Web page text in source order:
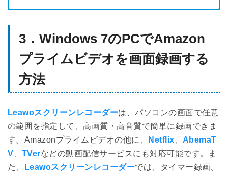
3．Windows 7のPCでAmazon
プライムビデオを画面録画する
方法
Leawoスクリーンレコーダーは、パソコンの画面で任意
の範囲を指定して、高画質・高音質で簡単に録画できま
す。Amazonプライムビデオの他に、
Netflix
AbemaT
V
TVerなどの動画配信サービスにも対応可能です。ま
た、
Leawoスクリーンレコーダーでは、タイマー録画、